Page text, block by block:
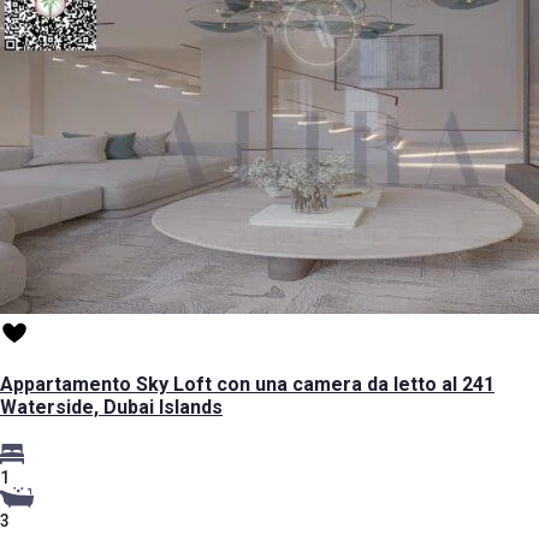
Appartamento Sky Loft con una camera da letto al 241
Waterside, Dubai Islands
1
3